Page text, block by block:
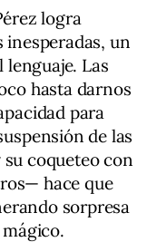
logra
un
Las
hasta darnos
para
de las
coqueteo con
hace que
sorpresa